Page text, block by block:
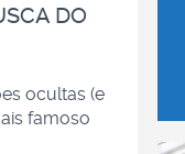
DO
ocultas (e
famoso